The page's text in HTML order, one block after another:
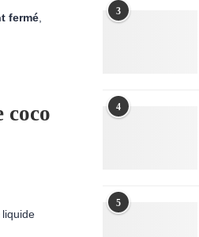
fermé
coco
3
4
5